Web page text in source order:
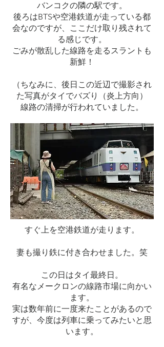
バンコクの隣の駅です。
後ろはBTSや空港鉄道が走っている都
会なのですが、ここだけ取り残されて
る感じです。
ごみが散乱した線路を走るスラントも
新鮮！
（ちなみに、後日この近辺で撮影され
た写真がタイでバズり（炎上方向）
​線路の清掃が行われていました。
すぐ上を空港鉄道が走ります。
​妻も撮り鉄に付き合わせました。笑
この日はタイ最終日。
有名なメークロンの線路市場に向かい
ます。
実は数年前に一度来たことがあるので
すが、今度は列車に乗ってみたいと思
います。